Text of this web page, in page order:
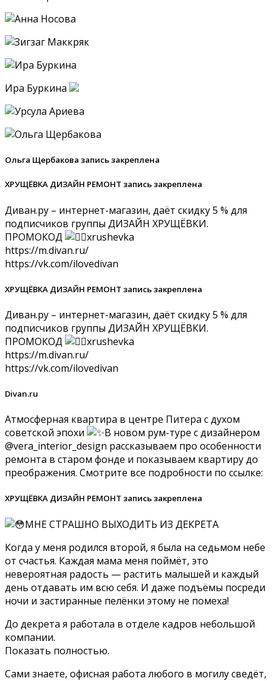
Ира Буркина
Ольга Щербакова запись закреплена
ХРУЩЁВКА ДИЗАЙН РЕМОНТ запись закреплена
Диван.ру – интернет-магазин, даёт скидку 5 % для
подписчиков группы ДИЗАЙН ХРУЩЁВКИ.
ПРОМОКОД
xrushevka
https://m.divan.ru/
https://vk.com/ilovedivan
ХРУЩЁВКА ДИЗАЙН РЕМОНТ запись закреплена
Диван.ру – интернет-магазин, даёт скидку 5 % для
подписчиков группы ДИЗАЙН ХРУЩЁВКИ.
ПРОМОКОД
xrushevka
https://m.divan.ru/
https://vk.com/ilovedivan
Divan.ru
Атмосферная квартира в центре Питера с духом
советской эпохи
В новом рум-туре с дизайнером
@vera_interior_design рассказываем про особенности
ремонта в старом фонде и показываем квартиру до
преображения. Смотрите все подробности по ссылке:
ХРУЩЁВКА ДИЗАЙН РЕМОНТ запись закреплена
МНЕ СТРАШНО ВЫХОДИТЬ ИЗ ДЕКРЕТА
Когда у меня родился второй, я была на седьмом небе
от счастья. Каждая мама меня поймёт, это
невероятная радость — растить малышей и каждый
день отдавать им всю себя. И даже подъёмы посреди
ночи и застиранные пелёнки этому не помеха!
До декрета я работала в отделе кадров небольшой
компании.
Показать полностью.
Сами знаете, офисная работа любого в могилу сведёт,